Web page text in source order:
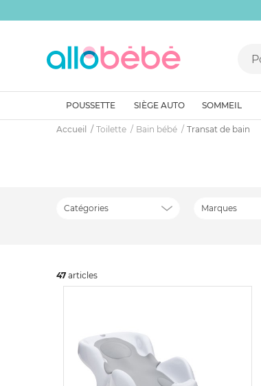
POUSSETTE SIÈGE AUTO SOMMEIL
Accueil Toilette Bain bébé Transat de bain
Catégories Marques
47 articles